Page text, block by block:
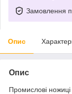
Замовлення
Опис
Опис
Промислові